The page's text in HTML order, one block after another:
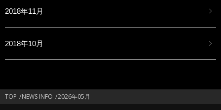
2018年11月
2018年10月
TOP NEWS INFO 2026年05月